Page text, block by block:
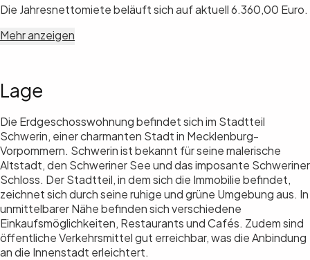
Die Jahresnettomiete beläuft sich auf aktuell 6.360,00 Euro.
Mehr anzeigen
Lage
Die Erdgeschosswohnung befindet sich im Stadtteil
Schwerin, einer charmanten Stadt in Mecklenburg-
Vorpommern. Schwerin ist bekannt für seine malerische
Altstadt, den Schweriner See und das imposante Schweriner
Schloss. Der Stadtteil, in dem sich die Immobilie befindet,
zeichnet sich durch seine ruhige und grüne Umgebung aus. In
unmittelbarer Nähe befinden sich verschiedene
Einkaufsmöglichkeiten, Restaurants und Cafés. Zudem sind
öffentliche Verkehrsmittel gut erreichbar, was die Anbindung
an die Innenstadt erleichtert.